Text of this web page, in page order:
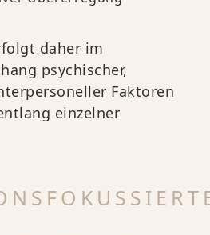
daher im
psychischer,
Faktoren
einzelner